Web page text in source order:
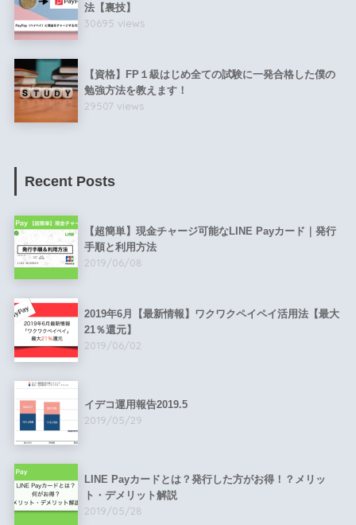
法【裏技】
30695 views
【資格】FP１級はじめ全ての試験に一発合格した僕の
勉強方法を教えます！
29507 views
Recent Posts
【超簡単】現金チャージ可能なLINE Payカード｜発行
手順と利用方法
2019/06/08
2019年6月【最新情報】ワクワクペイペイ活用法【最大
21％還元】
2019/06/02
イデコ運用報告2019.5
2019/05/29
LINE Payカードとは？発行した方がお得！？メリッ
ト・デメリット解説
2019/05/28